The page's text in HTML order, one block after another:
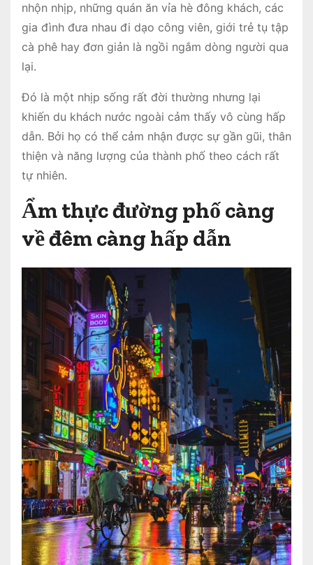
nhộn nhịp, những quán ăn vỉa hè đông khách, các
gia đình đưa nhau đi dạo công viên, giới trẻ tụ tập
cà phê hay đơn giản là ngồi ngắm dòng người qua
lại.
Đó là một nhịp sống rất đời thường nhưng lại
khiến du khách nước ngoài cảm thấy vô cùng hấp
dẫn. Bởi họ có thể cảm nhận được sự gần gũi, thân
thiện và năng lượng của thành phố theo cách rất
tự nhiên.
Ẩm thực đường phố càng
về đêm càng hấp dẫn